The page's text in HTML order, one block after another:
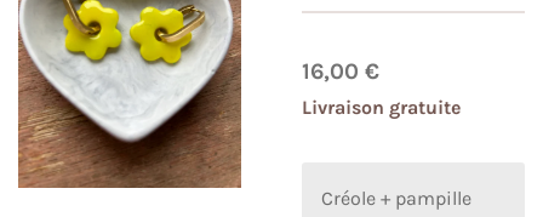
16,00 €
Livraison gratuite
Créole + pampille